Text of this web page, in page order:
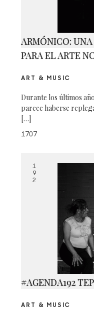
ARMÓNICO:
PARA EL ARTE
ART & MUSIC
Durante los últimos
parece haberse
[…]
1707
1
9
2
#AGENDA192
ART & MUSIC